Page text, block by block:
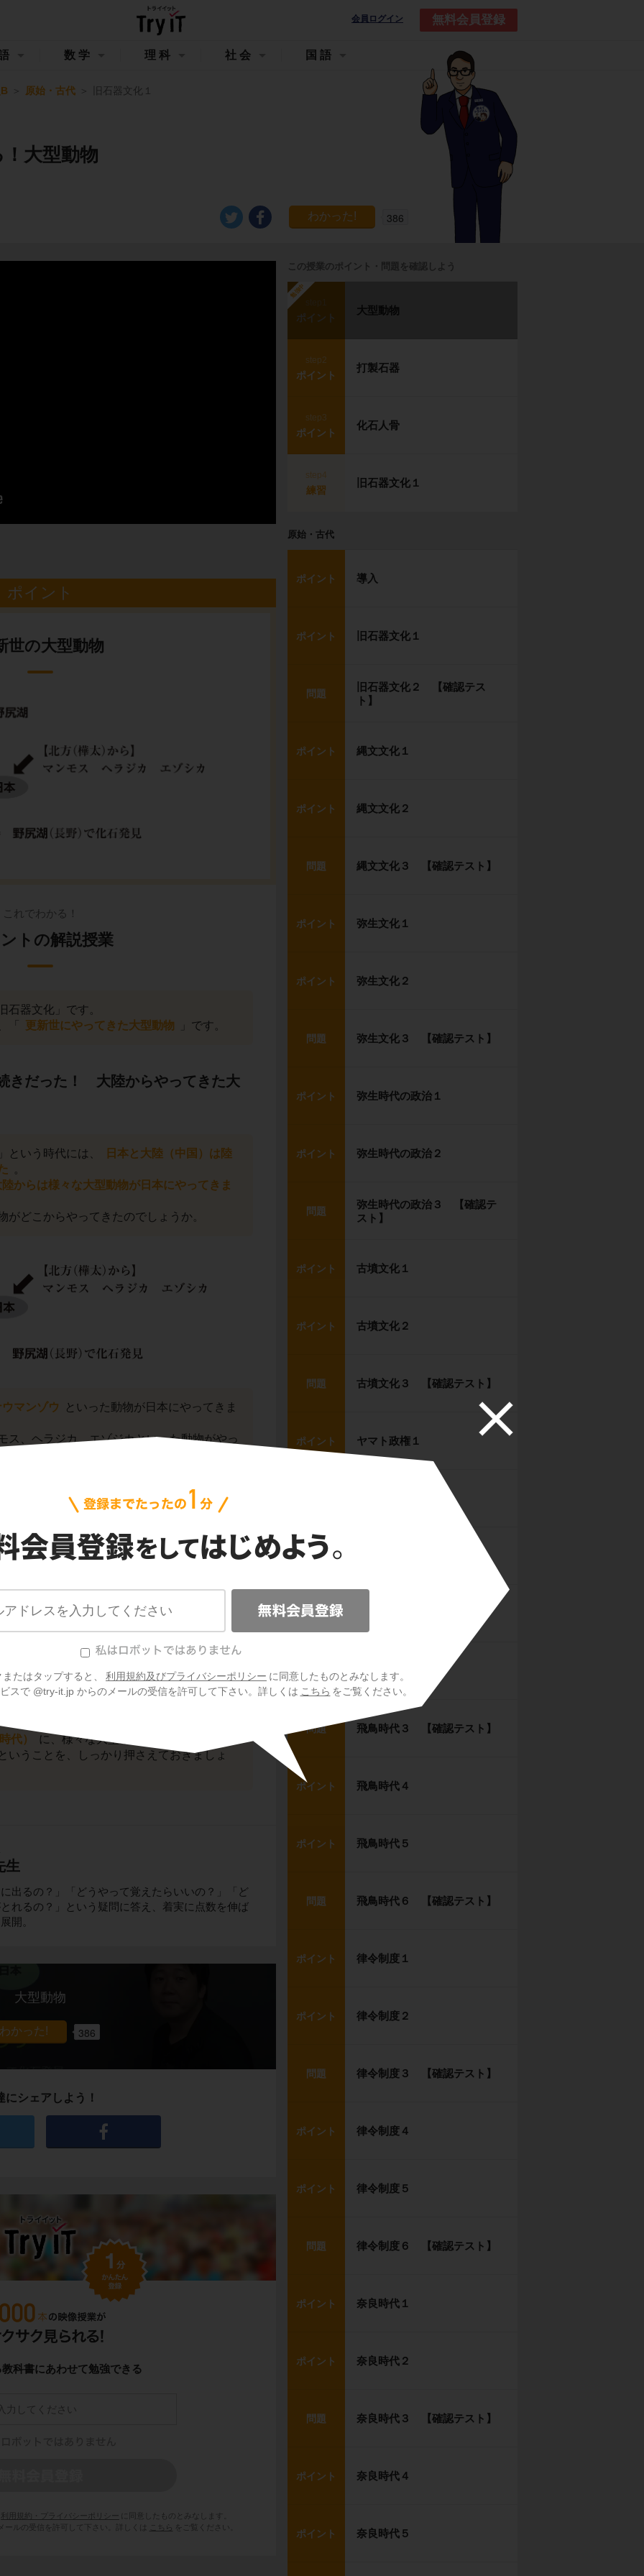
会員ログイン 無料会員登録
たはタップすると、 利用規約及びプライバシーポリシー に同意したものとみなします。
スで @try-it.jp からのメールの受信を許可して下さい。詳しくは こちら をご覧ください。
数学 理科 社会 国語
原始・古代 旧石器文化１
大型動物
386
ポイント
世の大型動物
これでわかる！
トの解説授業
石器文化」です。
更新世にやってきた大型動物 」です。
きだった！ 大陸からやってきた大
という時代には、
日本と大陸（中国）は陸
。
陸からは様々な大型動物が日本にやってきま
がどこからやってきたのでしょうか。
マンゾウ といった動物が日本にやってきま
ス、ヘラジカ、エゾジカといった動物がやっ
」は「都道府県名」と一緒に押さ
「遺跡」が出てきたら、必ず「都道府県名」
にしましょう！
の化石が発見された
ましょう。
代）
に、様々な大型動物が大陸（中国）か
いうことを、しっかり押さえておきましょ
生
出るの？」「どうやって覚えたらいいの？」「ど
れるの？」という疑問に答え、着実に点数を伸ば
開。
大型動物
386
にシェアしよう！
科書にあわせて勉強できる
利用規約・プライバシーポリシー
に同意したものとみなします。
ルの受信を許可して下さい。詳しくは
こちら をご覧ください。
この授業のポイント・問題を確認しよう
勉強中
ポイント
大型動物
step2
ポイント
打製石器
step3
ポイント
化石人骨
step4
練習
旧石器文化１
原始・古代
ポイント 導入
ポイント 旧石器文化１
問題
旧石器文化２ 【確認テス
ト】
ポイント 縄文文化１
ポイント 縄文文化２
問題 縄文文化３ 【確認テスト】
ポイント 弥生文化１
ポイント 弥生文化２
問題 弥生文化３ 【確認テスト】
ポイント 弥生時代の政治１
ポイント 弥生時代の政治２
問題
弥生時代の政治３ 【確認テ
スト】
ポイント 古墳文化１
ポイント 古墳文化２
問題 古墳文化３ 【確認テスト】
ポイント ヤマト政権１
問題
ヤマト政権３ 【確認テス
ポイント
ポイント 飛鳥時代２
問題 飛鳥時代３ 【確認テスト】
ポイント 飛鳥時代４
ポイント 飛鳥時代５
問題 飛鳥時代６ 【確認テスト】
ポイント 律令制度１
ポイント 律令制度２
問題 律令制度３ 【確認テスト】
ポイント 律令制度４
ポイント 律令制度５
問題 律令制度６ 【確認テスト】
ポイント 奈良時代１
ポイント 奈良時代２
問題 奈良時代３ 【確認テスト】
ポイント 奈良時代４
ポイント 奈良時代５